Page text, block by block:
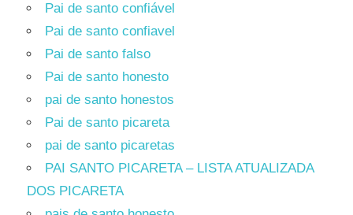
Pai de santo confiável
Pai de santo confiavel
Pai de santo falso
Pai de santo honesto
pai de santo honestos
Pai de santo picareta
pai de santo picaretas
PAI SANTO PICARETA – LISTA ATUALIZADA
DOS PICARETA